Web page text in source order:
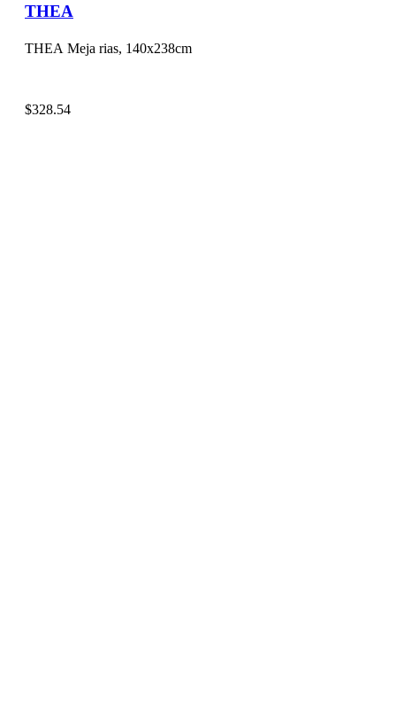
THEA
THEA Meja rias, 140x238cm
$328.54